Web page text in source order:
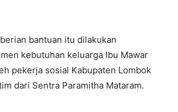
bantuan itu dilakukan
kebutuhan keluarga Ibu Mawar
pekerja sosial Kabupaten Lombok
dari Sentra Paramitha Mataram.